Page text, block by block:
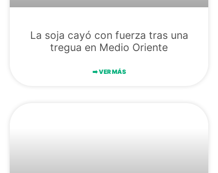
La soja cayó con fuerza tras una
tregua en Medio Oriente
➡️​ VER MÁS